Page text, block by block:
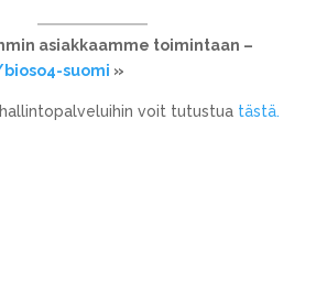
asiakkaamme toimintaan –
suomi »
voit tutustua tästä.